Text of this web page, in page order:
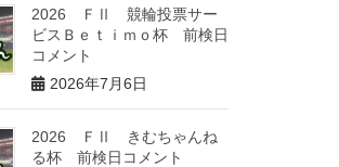
2026 ＦⅡ 競輪投票サー
ビスＢｅｔｉｍｏ杯 前検日
コメント
2026年7月6日
2026 ＦⅡ きむちゃんね
る杯 前検日コメント